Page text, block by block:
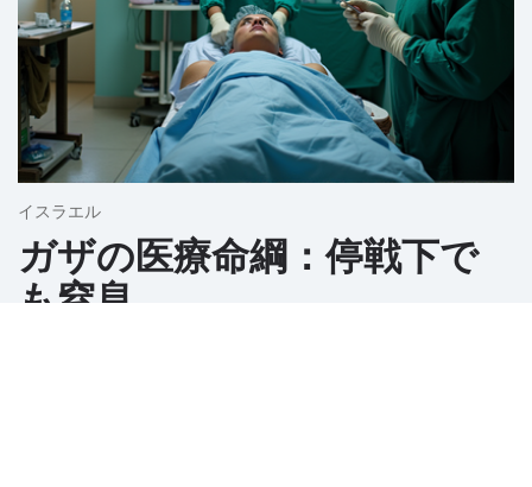
イスラエル
ガザの医療命綱：停戦下で
も窒息